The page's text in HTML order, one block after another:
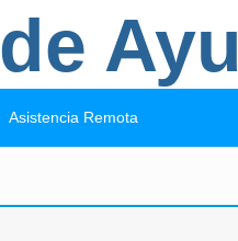
Asistencia Remota